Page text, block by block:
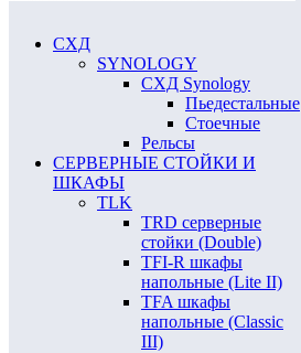
СХД
SYNOLOGY
СХД Synology
Пьедестальные
Стоечные
Рельсы
СЕРВЕРНЫЕ СТОЙКИ И
ШКАФЫ
TLK
TRD серверные
стойки (Double)
TFI-R шкафы
напольные (Lite II)
TFA шкафы
напольные (Classic
III)